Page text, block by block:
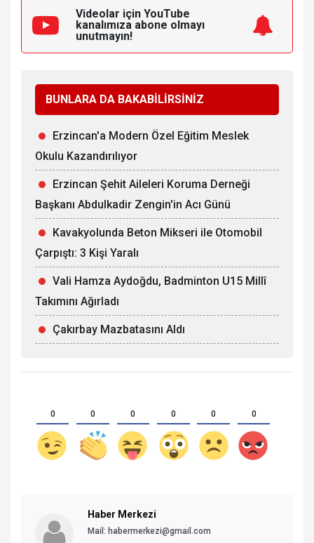
Videolar için YouTube
kanalımıza abone olmayı
unutmayın!
BUNLARA DA BAKABİLİRSİNİZ
Erzincan'a Modern Özel Eğitim Meslek
Okulu Kazandırılıyor
Erzincan Şehit Aileleri Koruma Derneği
Başkanı Abdulkadir Zengin'in Acı Günü
Kavakyolunda Beton Mikseri ile Otomobil
Çarpıştı: 3 Kişi Yaralı
Vali Hamza Aydoğdu, Badminton U15 Millî
Takımını Ağırladı
Çakırbay Mazbatasını Aldı
0 0 0 0 0 0
Haber Merkezi
Mail: habermerkezi@gmail.com